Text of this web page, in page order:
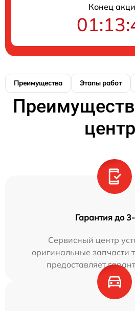
Конец
Преимущества Этапы работ
Гарантия до
Сервисный центр
оригинальные запчасти
предоставляет